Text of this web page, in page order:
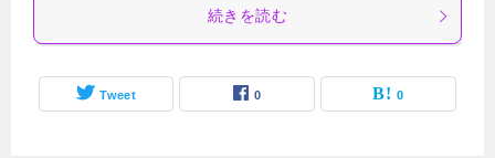
続きを読む
Tweet 0 0